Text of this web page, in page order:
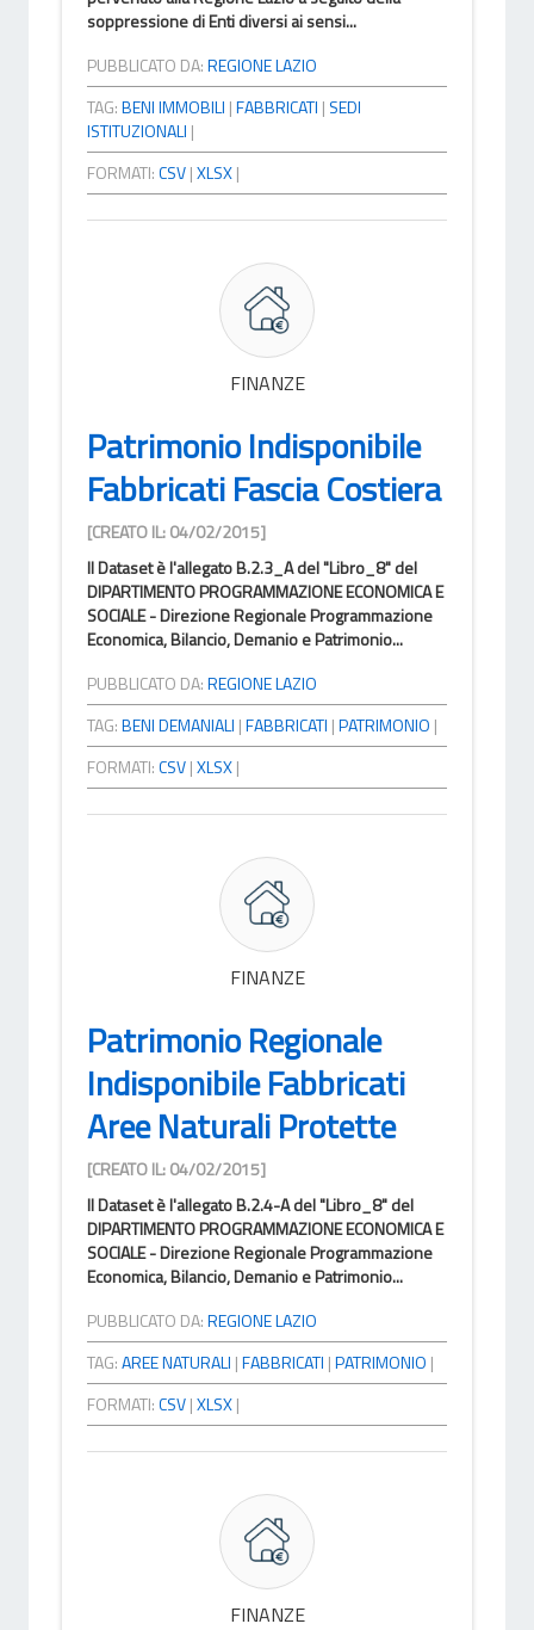
soppressione di Enti diversi ai sensi...
PUBBLICATO DA:REGIONE LAZIO
TAG:BENI IMMOBILI |FABBRICATI | SEDI
ISTITUZIONALI |
FORMATI:CSV|XLSX|
FINANZE
Patrimonio Indisponibile
Fabbricati Fascia Costiera
[CREATO IL: 04/02/2015]
Il Dataset è l'allegato B.2.3_A del "Libro_8" del
DIPARTIMENTO PROGRAMMAZIONE ECONOMICA E
SOCIALE - Direzione Regionale Programmazione
Economica, Bilancio, Demanio e Patrimonio...
PUBBLICATO DA:REGIONE LAZIO
TAG:BENI DEMANIALI |FABBRICATI |PATRIMONIO |
FORMATI:CSV|XLSX|
FINANZE
Patrimonio Regionale
Indisponibile Fabbricati
Aree Naturali Protette
[CREATO IL: 04/02/2015]
Il Dataset è l'allegato B.2.4-A del "Libro_8" del
DIPARTIMENTO PROGRAMMAZIONE ECONOMICA E
SOCIALE - Direzione Regionale Programmazione
Economica, Bilancio, Demanio e Patrimonio...
PUBBLICATO DA:REGIONE LAZIO
TAG:AREE NATURALI |FABBRICATI |PATRIMONIO |
FORMATI:CSV|XLSX|
FINANZE